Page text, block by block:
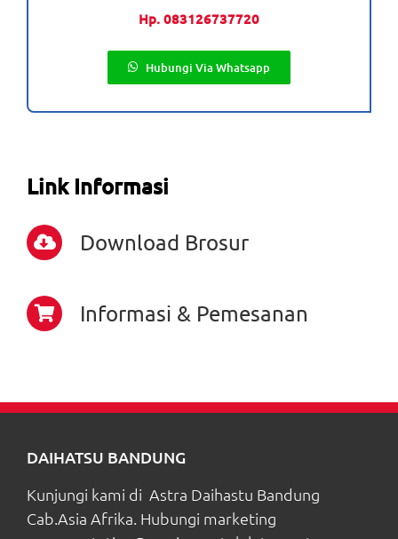
Hp. 083126737720
Hubungi Via Whatsapp
Link Informasi
Download Brosur
Informasi & Pemesanan
DAIHATSU BANDUNG
Kunjungi kami di Astra Daihastu Bandung
Cab.Asia Afrika. Hubungi marketing